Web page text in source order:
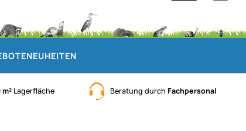
NEUHEITEN
Lagerfläche Beratung durch Fachpersonal